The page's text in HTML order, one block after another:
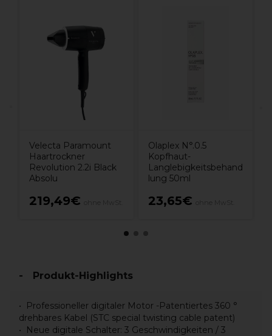
Velecta Paramount
Haartrockner
Revolution 2.2i Black
Absolu
219,49€
Olaplex N°.0.5
Kopfhaut-
Langlebigkeitsbehand
lung 50ml
23,65€
Produkt-Highlights
Professioneller digitaler Motor -Patentiertes 360 °
drehbares Kabel (STC special twisting cable patent)
Neue digitale Schalter: 3 Geschwindigkeiten / 3